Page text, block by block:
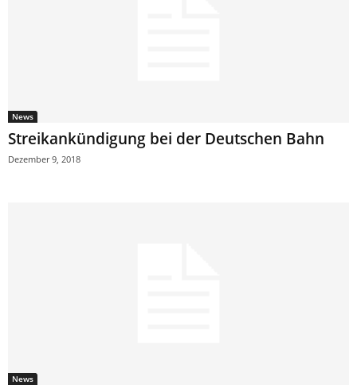
News
Streikankündigung bei der Deutschen Bahn
Dezember 9, 2018
News